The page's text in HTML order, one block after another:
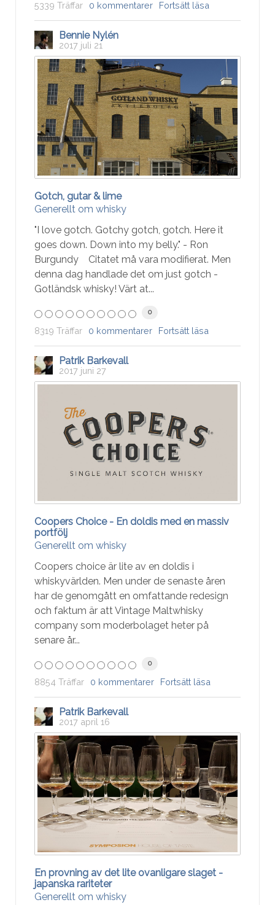
5339 Träffar 0 kommentarer Fortsätt läsa
Bennie Nylén
2017 juli 21
Gotch, gutar & lime
Generellt om whisky
"I love gotch. Gotchy gotch, gotch. Here it
goes down. Down into my belly." - Ron
Burgundy Citatet må vara modifierat. Men
denna dag handlade det om just gotch -
Gotländsk whisky! Värt at...
0
8319 Träffar 0 kommentarer Fortsätt läsa
Patrik Barkevall
2017 juni 27
Coopers Choice - En doldis med en massiv
portfölj
Generellt om whisky
Coopers choice är lite av en doldis i
whiskyvärlden. Men under de senaste åren
har de genomgått en omfattande redesign
och faktum är att Vintage Maltwhisky
company som moderbolaget heter på
senare år...
0
8854 Träffar 0 kommentarer Fortsätt läsa
Patrik Barkevall
2017 april 16
En provning av det lite ovanligare slaget -
japanska rariteter
Generellt om whisky